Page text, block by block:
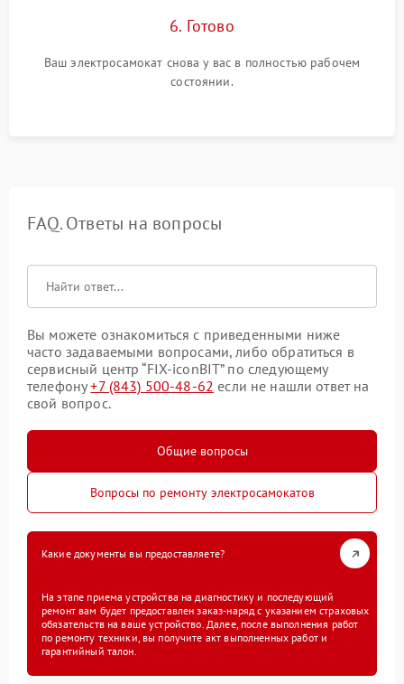
6. Готово
Ваш электросамокат снова у вас в полностью рабочем
состоянии.
FAQ. Ответы на вопросы
Вы можете ознакомиться с приведенными ниже
часто задаваемыми вопросами, либо обратиться в
сервисный центр “FIX-iconBIT” по следующему
телефону+7 (843) 500-48-62 если не нашли ответ на
свой вопрос.
Общие вопросы
Вопросы по ремонту электросамокатов
Какие документы вы предоставляете?
На этапе приема устройства на диагностику и последующий
ремонт вам будет предоставлен заказ-наряд с указанием страховых
обязательств на ваше устройство. Далее, после выполнения работ
по ремонту техники, вы получите акт выполненных работ и
гарантийный талон.